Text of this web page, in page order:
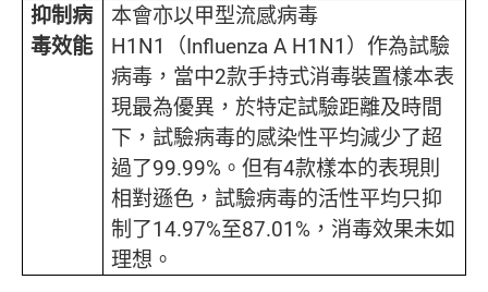
抑制病
毒效能
本會亦以甲型流感病毒
H1N1（Influenza A H1N1）作為試驗
病毒，當中2款手持式消毒裝置樣本表
現最為優異，於特定試驗距離及時間
下，試驗病毒的感染性平均減少了超
過了99.99%。但有4款樣本的表現則
相對遜色，試驗病毒的活性平均只抑
制了14.97%至87.01%，消毒效果未如
理想。